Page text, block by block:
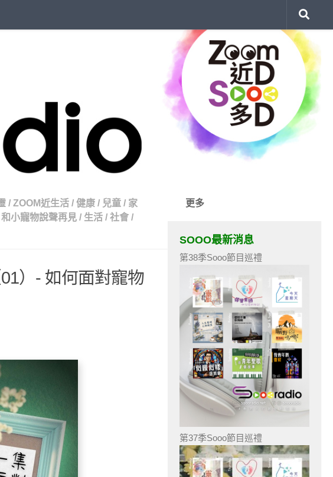
/ ZOOM近生活 / 健康 / 兒童 / 家
小寵物說聲再見 / 生活 / 社會 /
）- 如何面對寵物
更多
SOOO最新消息
第38季Sooo節目巡禮
第37季Sooo節目巡禮